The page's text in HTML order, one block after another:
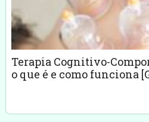
Terapia Cognitivo-
o que é e como funciona